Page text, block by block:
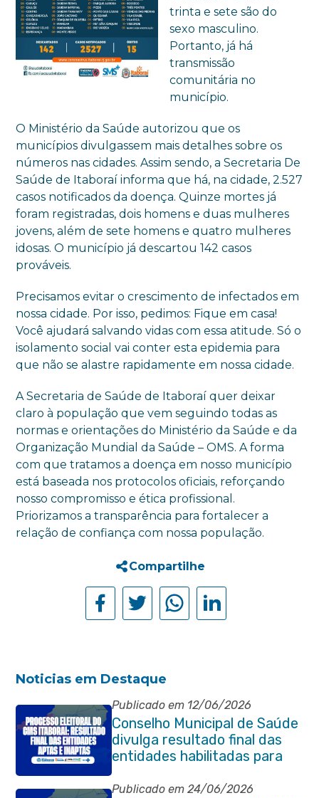
trinta e sete são do
sexo masculino.
Portanto, já há
transmissão
comunitária no
município.
O Ministério da Saúde autorizou que os
municípios divulgassem mais detalhes sobre os
números nas cidades. Assim sendo, a Secretaria De
Saúde de Itaboraí informa que há, na cidade, 2.527
casos notificados da doença. Quinze mortes já
foram registradas, dois homens e duas mulheres
jovens, além de sete homens e quatro mulheres
idosas. O município já descartou 142 casos
prováveis.
Precisamos evitar o crescimento de infectados em
nossa cidade. Por isso, pedimos: Fique em casa!
Você ajudará salvando vidas com essa atitude. Só o
isolamento social vai conter esta epidemia para
que não se alastre rapidamente em nossa cidade.
A Secretaria de Saúde de Itaboraí quer deixar
claro à população que vem seguindo todas as
normas e orientações do Ministério da Saúde e da
Organização Mundial da Saúde – OMS. A forma
com que tratamos a doença em nosso município
está baseada nos protocolos oficiais, reforçando
nosso compromisso e ética profissional.
Priorizamos a transparência para fortalecer a
relação de confiança com nossa população.
Compartilhe
Noticias em Destaque
Publicado em 12/06/2026
Conselho Municipal de Saúde
divulga resultado final das
entidades habilitadas para
eleição do quadriênio 2026-
2030
Publicado em 24/06/2026